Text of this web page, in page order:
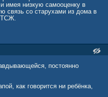
имея низкую самооценку в
связь со старухами из дома в
ТСЖ.
женщина, которая за
на самом деле мужик,
мужику.
гадостей, в реале с
постоянно
как говорится ни ребёнка,